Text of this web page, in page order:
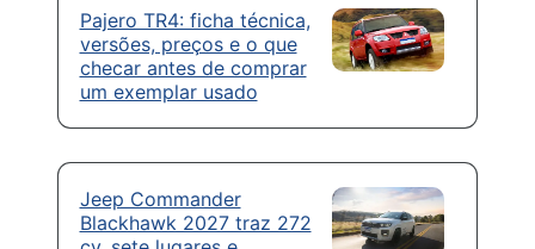
Pajero TR4: ficha técnica,
versões, preços e o que
checar antes de comprar
um exemplar usado
Jeep Commander
Blackhawk 2027 traz 272